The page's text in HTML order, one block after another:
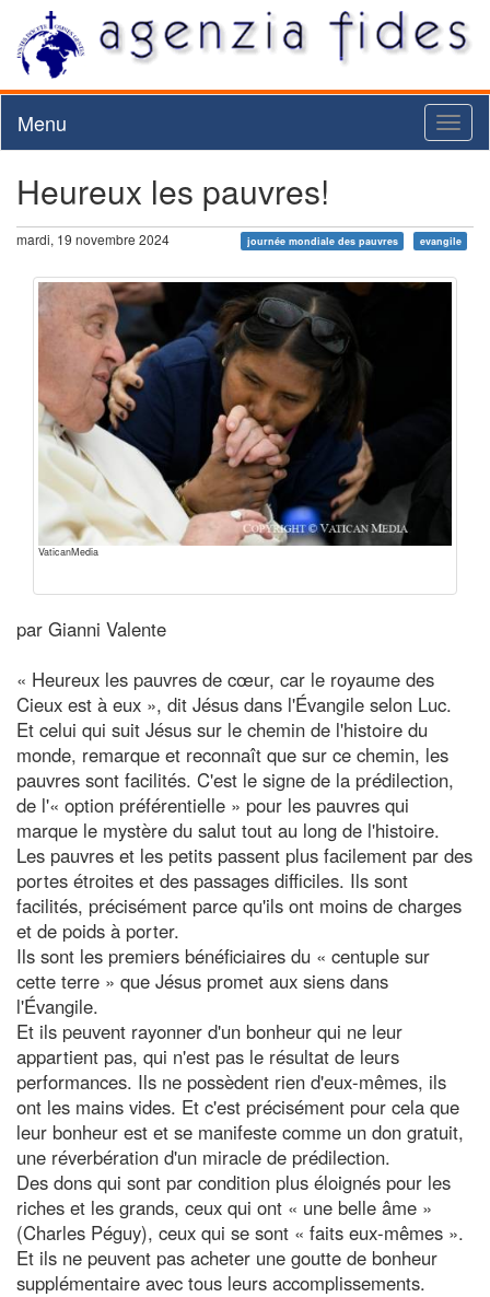
Menu
Heureux les pauvres!
mardi, 19 novembre 2024 journée mondiale des pauvres evangile
VaticanMedia
par Gianni Valente
« Heureux les pauvres de cœur, car le royaume des
Cieux est à eux », dit Jésus dans l'Évangile selon Luc.
Et celui qui suit Jésus sur le chemin de l'histoire du
monde, remarque et reconnaît que sur ce chemin, les
pauvres sont facilités. C'est le signe de la prédilection,
de l'« option préférentielle » pour les pauvres qui
marque le mystère du salut tout au long de l'histoire.
Les pauvres et les petits passent plus facilement par des
portes étroites et des passages difficiles. Ils sont
facilités, précisément parce qu'ils ont moins de charges
et de poids à porter.
Ils sont les premiers bénéficiaires du « centuple sur
cette terre » que Jésus promet aux siens dans
l'Évangile.
Et ils peuvent rayonner d'un bonheur qui ne leur
appartient pas, qui n'est pas le résultat de leurs
performances. Ils ne possèdent rien d'eux-mêmes, ils
ont les mains vides. Et c'est précisément pour cela que
leur bonheur est et se manifeste comme un don gratuit,
une réverbération d'un miracle de prédilection.
Des dons qui sont par condition plus éloignés pour les
riches et les grands, ceux qui ont « une belle âme »
(Charles Péguy), ceux qui se sont « faits eux-mêmes ».
Et ils ne peuvent pas acheter une goutte de bonheur
supplémentaire avec tous leurs accomplissements.